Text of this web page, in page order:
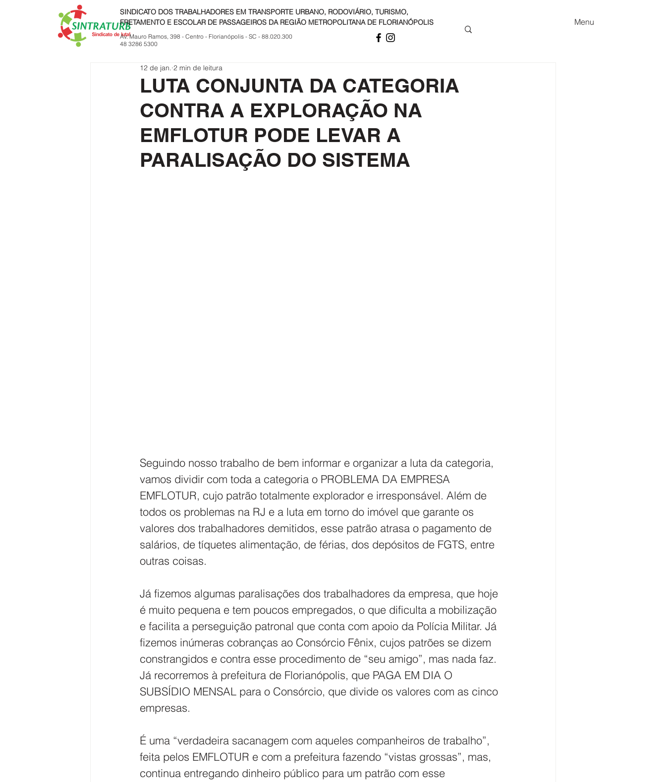
Menu
SINDICATO DOS TRABALHADORES EM TRANSPORTE URBANO, RODOVIÁRIO, TURISMO,
FRETAMENTO E ESCOLAR DE PASSAGEIROS DA REGIÃO METROPOLITANA DE FLORIANÓPOLIS
Av. Mauro Ramos, 398 - Centro - Florianópolis - SC - 88.020.300
48 3286 5300
LUTA CONJUNTA DA CATEGORIA
CONTRA A EXPLORAÇÃO NA
EMFLOTUR PODE LEVAR A
PARALISAÇÃO DO SISTEMA
12 de jan. 2 min de leitura
Seguindo nosso trabalho de bem informar e organizar a luta da categoria,
vamos dividir com toda a categoria o PROBLEMA DA EMPRESA
EMFLOTUR, cujo patrão totalmente explorador e irresponsável. Além de
todos os problemas na RJ e a luta em torno do imóvel que garante os
valores dos trabalhadores demitidos, esse patrão atrasa o pagamento de
salários, de tíquetes alimentação, de férias, dos depósitos de FGTS, entre
outras coisas.
Já fizemos algumas paralisações dos trabalhadores da empresa, que hoje
é muito pequena e tem poucos empregados, o que dificulta a mobilização
e facilita a perseguição patronal que conta com apoio da Polícia Militar. Já
fizemos inúmeras cobranças ao Consórcio Fênix, cujos patrões se dizem
constrangidos e contra esse procedimento de “seu amigo”, mas nada faz.
Já recorremos à prefeitura de Florianópolis, que PAGA EM DIA O
SUBSÍDIO MENSAL para o Consórcio, que divide os valores com as cinco
empresas.
É uma “verdadeira sacanagem com aqueles companheiros de trabalho”,
feita pelos EMFLOTUR e com a prefeitura fazendo “vistas grossas”, mas,
continua entregando dinheiro público para um patrão com esse